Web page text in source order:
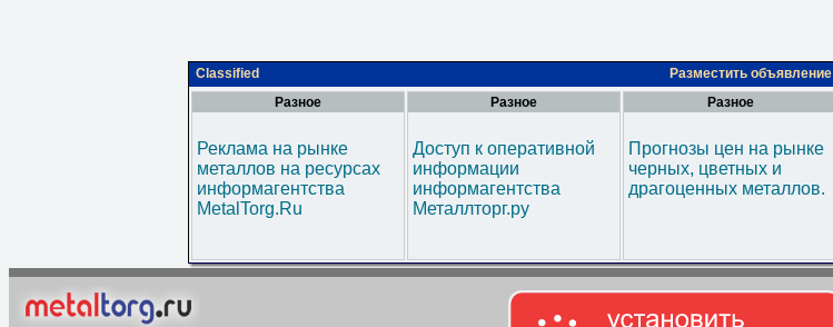
Classified
Разместить объявление
Разное
Реклама на рынке
металлов на ресурсах
информагентства
MetalTorg.Ru
Разное
Доступ к оперативной
информации
информагентства
Металлторг.ру
Разное
Прогнозы цен на рынке
черных, цветных и
драгоценных металлов.